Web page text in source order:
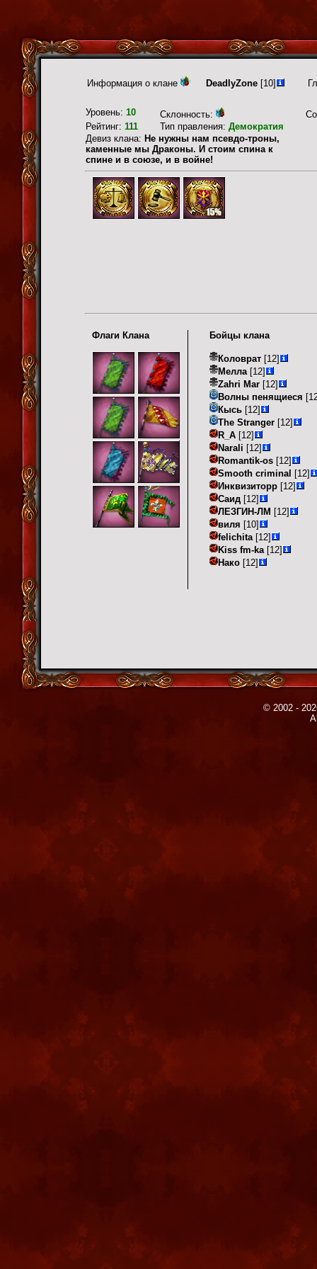
Информация о клане DeadlyZone [10]
Уровень: 10 Склонность:
Рейтинг: 111 Тип правления: Демократия
Девиз клана: Не нужны нам псевдо-троны,
каменные мы Драконы. И стоим спина к
спине и в союзе, и в войне!
Флаги Клана Бойцы клана
Коловрат [12]
Мелла [12]
Zahri Mar [12]
Волны пенящиеся
Кысь [12]
The Stranger [12]
R_A [12]
Narali [12]
Romantik-os [12]
Smooth criminal [12]
Инквизиторр [12]
Саид [12]
ЛЕЗГИН-ЛМ [12]
виля [10]
felichita [12]
Kiss fm-ka [12]
Нако [12]
© 2002 -